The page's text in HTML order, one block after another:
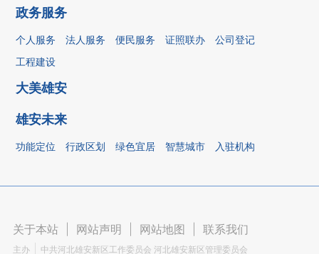
政务服务
个人服务 法人服务 便民服务 证照联办
公司登记
工程建设
大美雄安
雄安未来
功能定位 行政区划 绿色宜居 智慧城市 入驻机构
关于本站 网站声明 网站地图 联系我们
主办 中共河北雄安新区工作委员会 河北雄安新区管理委员会